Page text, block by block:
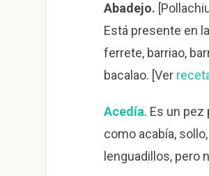
Abadejo.
Está presente en
ferrete, barriao,
bacalao. [Ver
Acedía. Es un
como acabía,
lenguadillos, pero